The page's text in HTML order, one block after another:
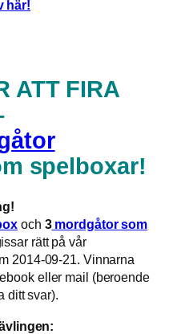
här!
ATT FIRA
spelboxar!
och 3mordgåtor som
rätt på vår
2014-09-21. Vinnarna
eller mail (beroende
ditt svar).